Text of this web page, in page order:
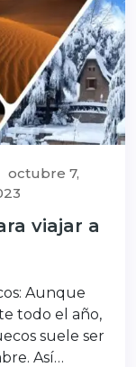
octubre 7,
viajar a
Aunque
todo el año,
suele ser
Así…